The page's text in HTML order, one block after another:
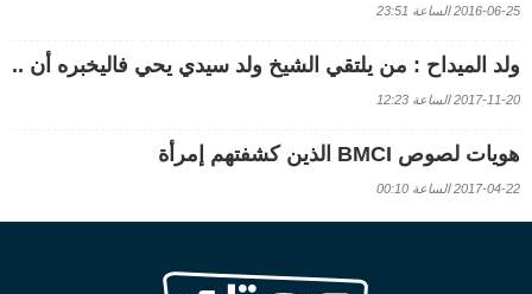
2016-06-25 الساعة 23:51
ولد الميداح : من يلتقي الشيخ ولد سيدي يحي فاليخبره أن ..
2017-11-20 الساعة 12:23
هويات لصوص BMCI الذين كشفتهم إمرأة
2017-04-22 الساعة 00:10